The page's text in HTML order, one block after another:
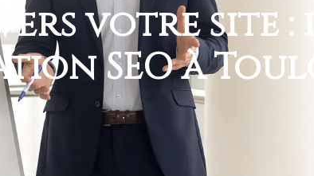
votre site :
SEO à